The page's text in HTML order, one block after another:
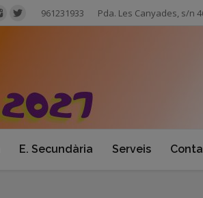
961231933 Pda. Les Canyades, s/n
E. Secundària Serveis